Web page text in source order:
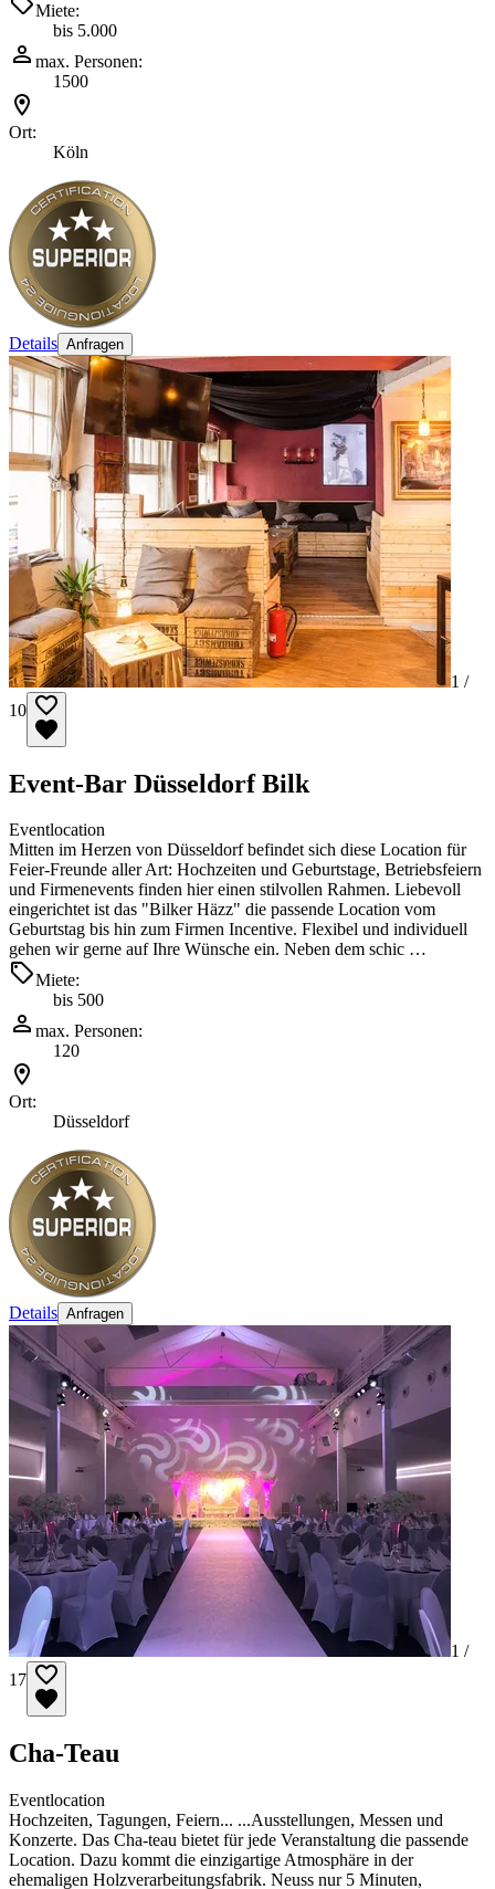
Miete:
bis 5.000
max. Personen:
1500
Ort:
Köln
Details Anfragen
1 /
10
Event-Bar Düsseldorf Bilk
Eventlocation
Mitten im Herzen von Düsseldorf befindet sich diese Location für
Feier-Freunde aller Art: Hochzeiten und Geburtstage, Betriebsfeiern
und Firmenevents finden hier einen stilvollen Rahmen. Liebevoll
eingerichtet ist das "Bilker Häzz" die passende Location vom
Geburtstag bis hin zum Firmen Incentive. Flexibel und individuell
gehen wir gerne auf Ihre Wünsche ein. Neben dem schic …
Miete:
bis 500
max. Personen:
120
Ort:
Düsseldorf
Details Anfragen
1 /
17
Cha-Teau
Eventlocation
Hochzeiten, Tagungen, Feiern... ...Ausstellungen, Messen und
Konzerte. Das Cha-teau bietet für jede Veranstaltung die passende
Location. Dazu kommt die einzigartige Atmosphäre in der
ehemaligen Holzverarbeitungsfabrik. Neuss nur 5 Minuten,